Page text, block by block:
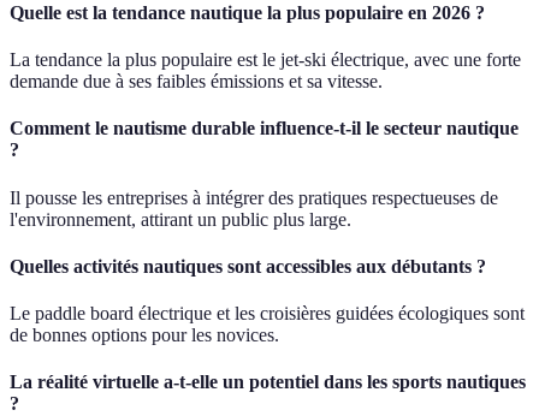
Quelle est la tendance nautique la plus populaire en 2026 ?
La tendance la plus populaire est le jet-ski électrique, avec une forte
demande due à ses faibles émissions et sa vitesse.
Comment le nautisme durable influence-t-il le secteur nautique
?
Il pousse les entreprises à intégrer des pratiques respectueuses de
l'environnement, attirant un public plus large.
Quelles activités nautiques sont accessibles aux débutants ?
Le paddle board électrique et les croisières guidées écologiques sont
de bonnes options pour les novices.
La réalité virtuelle a-t-elle un potentiel dans les sports nautiques
?